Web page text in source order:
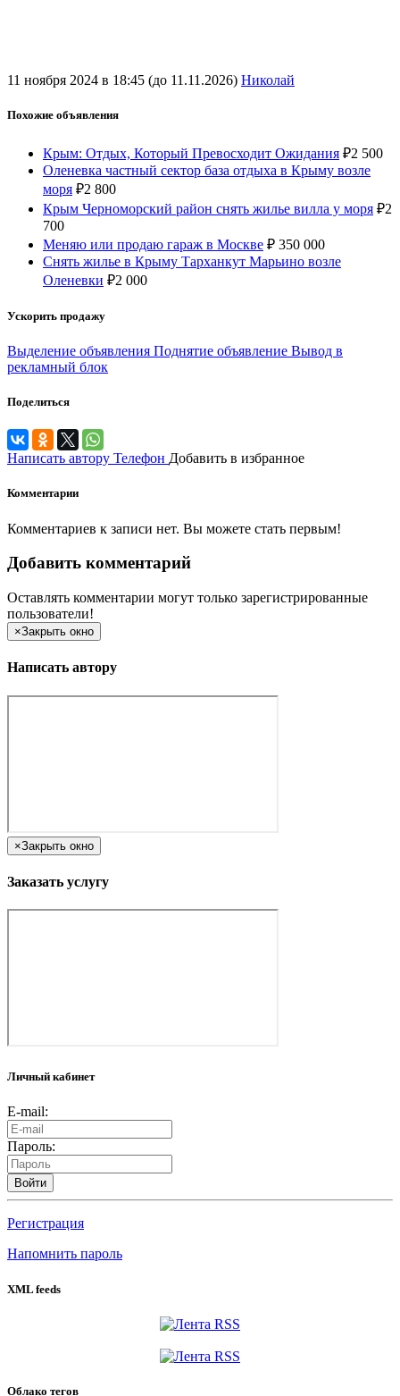
11 ноября 2024 в 18:45 (до 11.11.2026) Николай
Похожие объявления
Крым: Отдых, Который Превосходит Ожидания ₽2 500
Оленевка частный сектор база отдыха в Крыму возле
моря ₽2 800
Крым Черноморский район снять жилье вилла у моря ₽2
700
Меняю или продаю гараж в Москве ₽ 350 000
Снять жилье в Крыму Тарханкут Марьино возле
Оленевки ₽2 000
Ускорить продажу
Выделение объявления Поднятие объявление Вывод в
рекламный блок
Поделиться
Написать автору Телефон Добавить в избранное
Комментарии
Комментариев к записи нет. Вы можете стать первым!
Добавить комментарий
Оставлять комментарии могут только зарегистрированные
пользователи!
×Закрыть окно
Написать автору
×Закрыть окно
Заказать услугу
Личный кабинет
E-mail:
Пароль:
Войти
Регистрация
Напомнить пароль
XML feeds
Облако тегов